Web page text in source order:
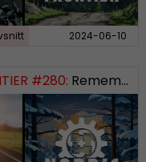
2024-06-10
#280: Remembering 2023 and looking forward